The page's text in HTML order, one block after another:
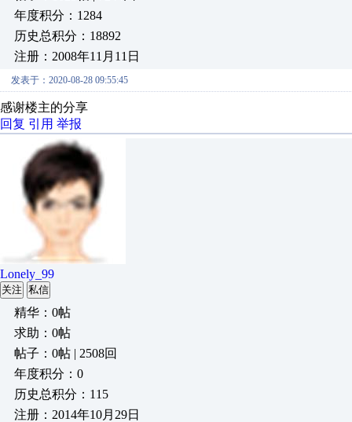
年度积分：1284
历史总积分：18892
注册：2008年11月11日
发表于：2020-08-28 09:55:45
感谢楼主的分享
回复 引用 举报
Lonely_99
关注 私信
精华：0帖
求助：0帖
帖子：0帖 | 2508回
年度积分：0
历史总积分：115
注册：2014年10月29日